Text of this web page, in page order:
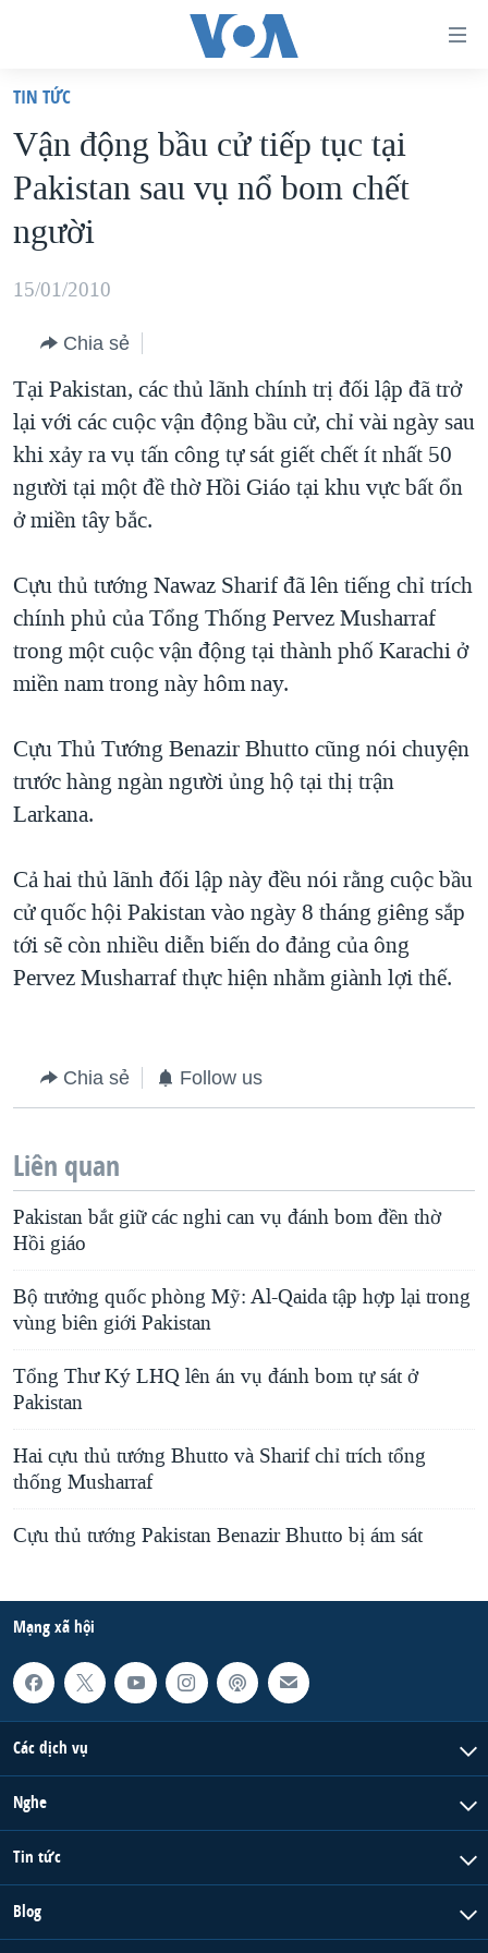
truy
cập
Tới
nội
dung
chính
hướng
chính
Đi
tới
"Tìm"
VIỆT NAM
HOA KỲ
BIỂN ĐÔNG
THẾ GIỚI
DIỄN ĐÀN
MỤC
TỰ DO BÁO CHÍ
VẠCH TRẦN TIN GIẢ
NGƯỜI VIỆT HẢI NGOẠI
KINH TẾ
KHOA HỌC
SỨC KHOẺ
THỂ THAO
GIÁO DỤC
CHUYÊN ĐỀ
CHIẾN TRANH THƯƠNG MẠI CỦA MỸ: QUÁ KHỨ VÀ HIỆN
TẠI
HÀNH TRÌNH BẦU CỬ 2024
GIẢI MÃ VÀNH ĐAI & CON ĐƯỜNG
NGÀY TỊ NẠN THẾ GIỚI
TRỊNH VĨNH BÌNH - NGƯỜI HẠ 'BÊN THẮNG CUỘC'
CÁC GIÁ TRỊ CỘNG HÒA Ở VIỆT NAM
TRỊNH VĨNH BÌNH VS. CHÍNH PHỦ VIỆT NAM
NGƯ DÂN VIỆT VÀ LÀN SÓNG TRỘM HẢI SÂM
BÊN KIA QUỐC LỘ: TIẾNG VỌNG TỪ NÔNG THÔN MỸ
HỌC TIẾNG ANH
VIDEO
MẠNG XÃ HỘI
TIN TỨC
Vận động bầu cử tiếp tục tại
Pakistan sau vụ nổ bom chết
người
15/01/2010
Chia sẻ
Tại Pakistan, các thủ lãnh chính trị đối lập đã trở
lại với các cuộc vận động bầu cử, chỉ vài ngày sau
khi xảy ra vụ tấn công tự sát giết chết ít nhất 50
người tại một đề thờ Hồi Giáo tại khu vực bất ổn
ở miền tây bắc.
Cựu thủ tướng Nawaz Sharif đã lên tiếng chỉ trích
chính phủ của Tổng Thống Pervez Musharraf
trong một cuộc vận động tại thành phố Karachi ở
miền nam trong này hôm nay.
Cựu Thủ Tướng Benazir Bhutto cũng nói chuyện
trước hàng ngàn người ủng hộ tại thị trận
Larkana.
Cả hai thủ lãnh đối lập này đều nói rằng cuộc bầu
cử quốc hội Pakistan vào ngày 8 tháng giêng sắp
tới sẽ còn nhiều diễn biến do đảng của ông
Pervez Musharraf thực hiện nhằm giành lợi thế.
Chia sẻ Follow us
Liên quan
Pakistan bắt giữ các nghi can vụ đánh bom đền thờ
Hồi giáo
Bộ trưởng quốc phòng Mỹ: Al-Qaida tập hợp lại trong
vùng biên giới Pakistan
Tổng Thư Ký LHQ lên án vụ đánh bom tự sát ở
Pakistan
Hai cựu thủ tướng Bhutto và Sharif chỉ trích tổng
thống Musharraf
Cựu thủ tướng Pakistan Benazir Bhutto bị ám sát
Mạng xã hội
Các dịch vụ
Nghe
Tin tức
Blog